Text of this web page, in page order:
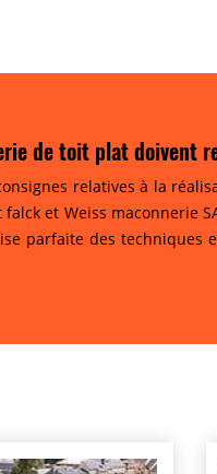
de toit plat doivent
relatives à la
et Weiss maconnerie
parfaite des techniques